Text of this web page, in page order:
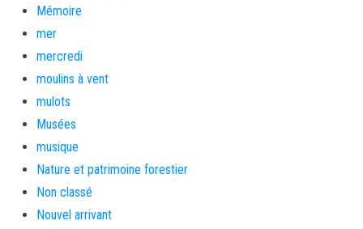
Mémoire
mer
mercredi
moulins à vent
mulots
Musées
musique
Nature et patrimoine forestier
Non classé
Nouvel arrivant